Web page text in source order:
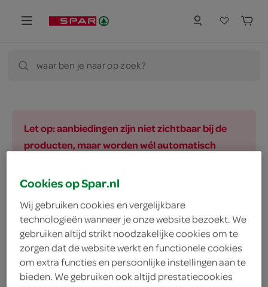
waar ben je naar op zoek?
Let op: aanbiedingen zijn niet zichtbaar bij de
producten, maar worden wél automatisch
vegetarisch
filter (2)
Mousline aardappelpuree
Cookies op Spar.nl
Wij gebruiken cookies en vergelijkbare
technologieën wanneer je onze website bezoekt. We
gebruiken altijd strikt noodzakelijke cookies om te
zorgen dat de website werkt en functionele cookies
om extra functies en persoonlijke instellingen aan te
bieden. We gebruiken ook altijd prestatiecookies